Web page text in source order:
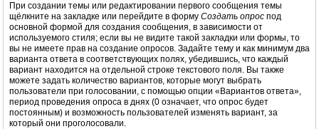
При создании темы или редактировании первого сообщения темы
щёлкните на закладке или перейдите в форму Создать опрос под
основной формой для создания сообщения, в зависимости от
используемого стиля; если вы не видите такой закладки или формы, то
вы не имеете прав на создание опросов. Задайте тему и как минимум два
варианта ответа в соответствующих полях, убедившись, что каждый
вариант находится на отдельной строке текстового поля. Вы также
можете задать количество вариантов, которые могут выбрать
пользователи при голосовании, с помощью опции «Вариантов ответа»,
период проведения опроса в днях (0 означает, что опрос будет
постоянным) и возможность пользователей изменять вариант, за
который они проголосовали.